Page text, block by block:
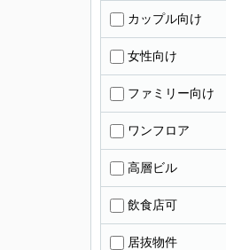
カップル向け
女性向け
ファミリー向け
ワンフロア
高層ビル
飲食店可
居抜物件